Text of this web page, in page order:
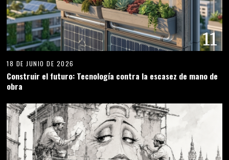
11
18 DE JUNIO DE 2026
Construir el futuro: Tecnología contra la escasez de mano de
obra